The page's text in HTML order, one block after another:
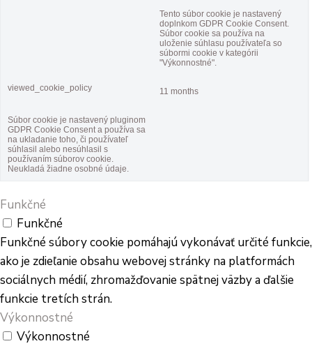
Tento súbor cookie je nastavený
doplnkom GDPR Cookie Consent.
Súbor cookie sa používa na
uloženie súhlasu používateľa so
súbormi cookie v kategórii
"Výkonnostné".
viewed_cookie_policy 11 months
Súbor cookie je nastavený pluginom
GDPR Cookie Consent a používa sa
na ukladanie toho, či používateľ
súhlasil alebo nesúhlasil s
používaním súborov cookie.
Neukladá žiadne osobné údaje.
Funkčné
Funkčné
Funkčné súbory cookie pomáhajú vykonávať určité funkcie,
ako je zdieľanie obsahu webovej stránky na platformách
sociálnych médií, zhromažďovanie spätnej väzby a ďalšie
funkcie tretích strán.
Výkonnostné
Výkonnostné